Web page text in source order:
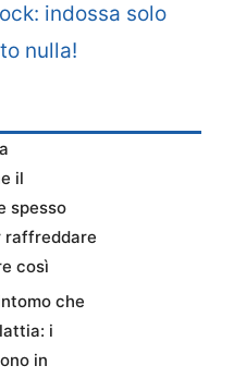
indossa solo
nulla!
il
spesso
raffreddare
così
che
i
in